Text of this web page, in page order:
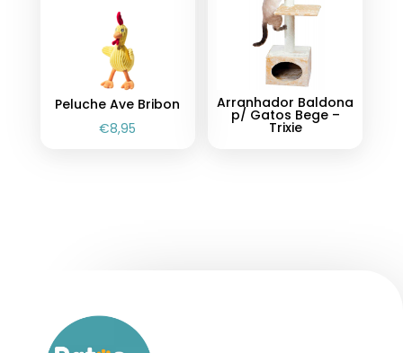
Peluche Ave Bribon
€8,95
Arranhador Baldona
p/ Gatos Bege –
Trixie